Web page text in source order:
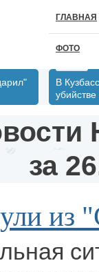
ГЛАВНАЯ
ФОТО
В
за
из